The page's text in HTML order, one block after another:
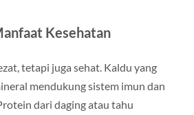
Kesehatan
tetapi juga sehat. Kaldu yang
mendukung sistem imun dan
dari daging atau tahu